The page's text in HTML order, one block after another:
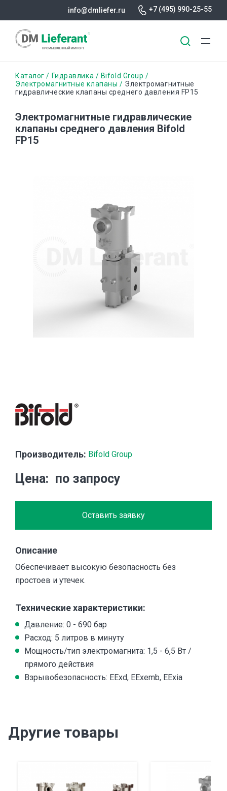
основному
info@dmliefer.ru +7 (495) 990-25-55
Строка
навигации
Каталог Гидравлика
Bifold Group
Электромагнитные клапаны
Электромагнитные
гидравлические клапаны среднего давления FP15
Электромагнитные гидравлические
клапаны среднего давления Bifold
FP15
Производитель: Bifold Group
Цена по запросу
Оставить заявку
Описание
Обеспечивает высокую безопасность без
простоев и утечек.
Технические характеристики:
Давление: 0 - 690 бар
Расход: 5 литров в минуту
Мощность/тип электромагнита: 1,5 - 6,5 Вт /
прямого действия
Взрывобезопасность: EExd, EExemb, EExia
Другие товары